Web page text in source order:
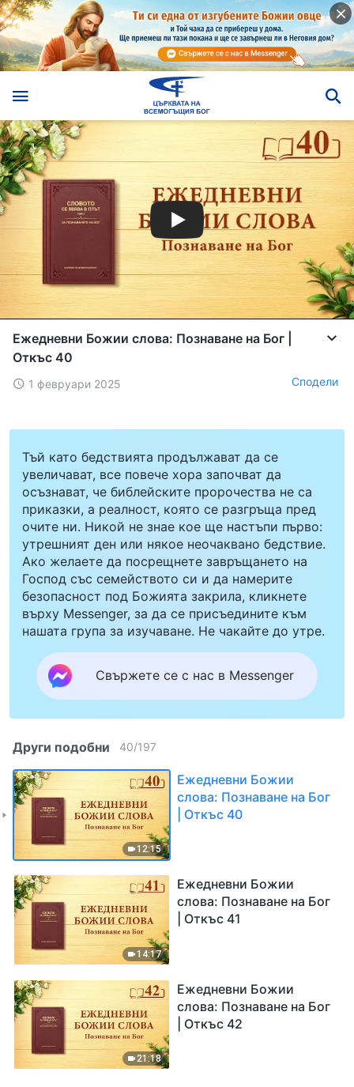
Ежедневни Божии слова: Познаване на Бог |
Откъс 40
1 февруари 2025 Сподели
Тъй като бедствията продължават да се
увеличават, все повече хора започват да
осъзнават, че библейските пророчества не са
приказки, а реалност, която се разгръща пред
очите ни. Никой не знае кое ще настъпи първо:
утрешният ден или някое неочаквано бедствие.
Ако желаете да посрещнете завръщането на
Господ със семейството си и да намерите
безопасност под Божията закрила, кликнете
върху Messenger, за да се присъедините към
нашата група за изучаване. Не чакайте до утре.
Свържете се с нас в Messenger
Други подобни 40/197
12:15
Ежедневни Божии
слова: Познаване на Бог
| Откъс 40
14:17
Ежедневни Божии
слова: Познаване на Бог
| Откъс 41
21:18
Ежедневни Божии
слова: Познаване на Бог
| Откъс 42